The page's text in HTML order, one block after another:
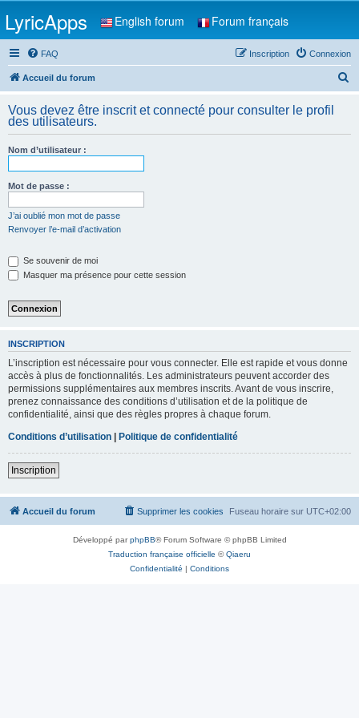
LyricApps English forum Forum français
FAQ Connexion
Inscription
Accueil du forum
h
Vous devez être inscrit et connecté pour consulter le profil
des utilisateurs.
Nom d’utilisateur :
Mot de passe :
J’ai oublié mon mot de passe
Renvoyer l’e-mail d’activation
Se souvenir de moi
Masquer ma présence pour cette session
INSCRIPTION
L’inscription est nécessaire pour vous connecter. Elle est rapide et vous donne
accès à plus de fonctionnalités. Les administrateurs peuvent accorder des
permissions supplémentaires aux membres inscrits. Avant de vous inscrire,
prenez connaissance des conditions d’utilisation et de la politique de
confidentialité, ainsi que des règles propres à chaque forum.
Conditions d’utilisation | Politique de confidentialité
Inscription
Accueil du forum Fuseau horaire sur UTC+02:00
Supprimer les cookies
Développé parphpBB® Forum Software © phpBB Limited
Traduction française officielle ©Qiaeru
Confidentialité | Conditions